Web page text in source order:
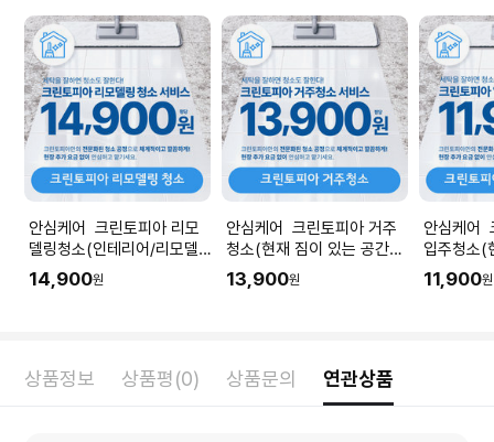
안심케어 크린토피아 리모
델링청소(인테리어/리모델
링 공사 직후) I 공간 평수에
맞춰 수량을 입력해주세요.
14,900원
안심케어 크린토피아 거주
청소(현재 짐이 있는 공간청
소) I 공간 평수에 맞춰 수량
을 입력해주세요.
13,900원
안심케어
입주청소(
청소) I 공
량을 입력
11,900원
상품정보 상품평(0) 상품문의 연관상품